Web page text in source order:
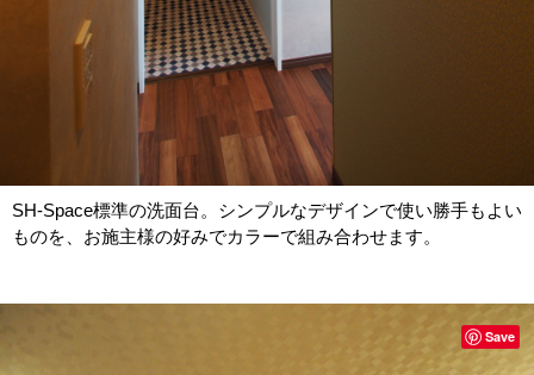
SH-Space標準の洗面台。シンプルなデザインで使い勝手もよい
ものを、お施主様の好みでカラーで組み合わせます。
Save